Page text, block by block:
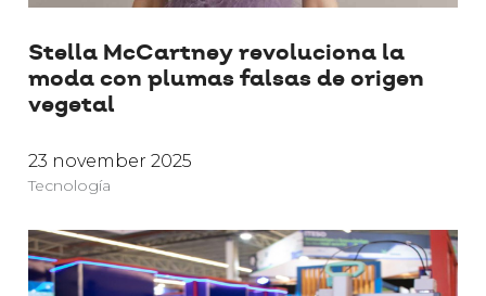
Stella McCartney revoluciona la
moda con plumas falsas de origen
vegetal
23 november 2025
Tecnología